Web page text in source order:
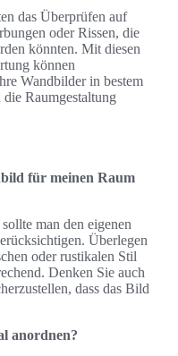
das Überprüfen auf
oder Rissen, die
könnten. Mit diesen
können
Wandbilder in bestem
Raumgestaltung
für meinen Raum
man den eigenen
Überlegen
oder rustikalen Stil
Denken Sie auch
dass das Bild
anordnen?